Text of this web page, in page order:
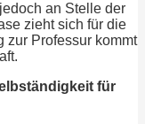
an Stelle der
zieht sich für die
zur Professur kommt
für